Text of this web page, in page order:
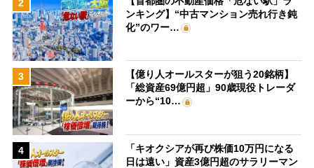
2
ンキング】“中古マンション売れ行き鈍
化”のワー…
3
【億り人オールスターが狙う20銘柄】
「総資産69億円超」90歳現役トレーダ
ーから“10…
4
「キオクシアが再び株価10万円になる
日は遠い」資産3億円超のサラリーマン